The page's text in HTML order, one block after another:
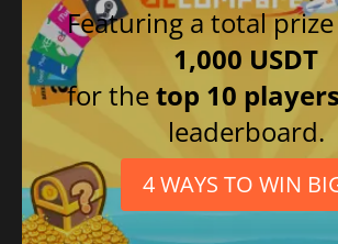
Featuring a total
1,000 USDT
for thetop 10 players
leaderboard.
4 WAYS TO WIN